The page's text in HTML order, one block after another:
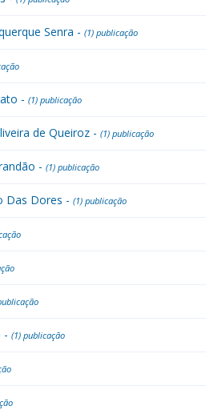
Senra - (1) publicação
- (1) publicação
de Queiroz - (1) publicação
- (1) publicação
Das Dores - (1) publicação
- (1) publicação